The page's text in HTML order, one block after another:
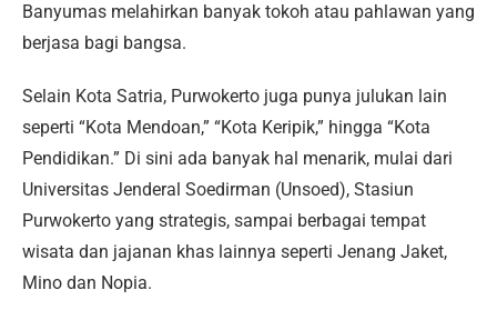
Banyumas melahirkan banyak tokoh atau pahlawan yang
berjasa bagi bangsa.
Selain Kota Satria, Purwokerto juga punya julukan lain
seperti “Kota Mendoan,” “Kota Keripik,” hingga “Kota
Pendidikan.” Di sini ada banyak hal menarik, mulai dari
Universitas Jenderal Soedirman (Unsoed), Stasiun
Purwokerto yang strategis, sampai berbagai tempat
wisata dan jajanan khas lainnya seperti Jenang Jaket,
Mino dan Nopia.